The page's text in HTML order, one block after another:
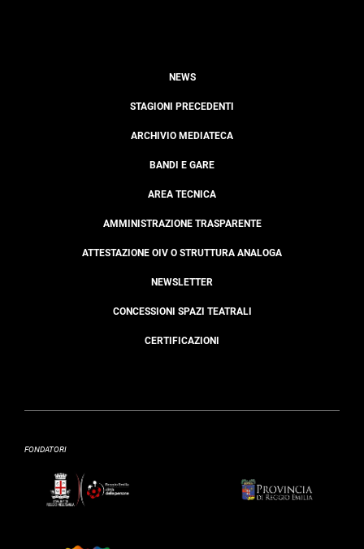
NEWS
STAGIONI PRECEDENTI
ARCHIVIO MEDIATECA
BANDI E GARE
AREA TECNICA
AMMINISTRAZIONE TRASPARENTE
ATTESTAZIONE OIV O STRUTTURA ANALOGA
NEWSLETTER
CONCESSIONI SPAZI TEATRALI
CERTIFICAZIONI
FONDATORI